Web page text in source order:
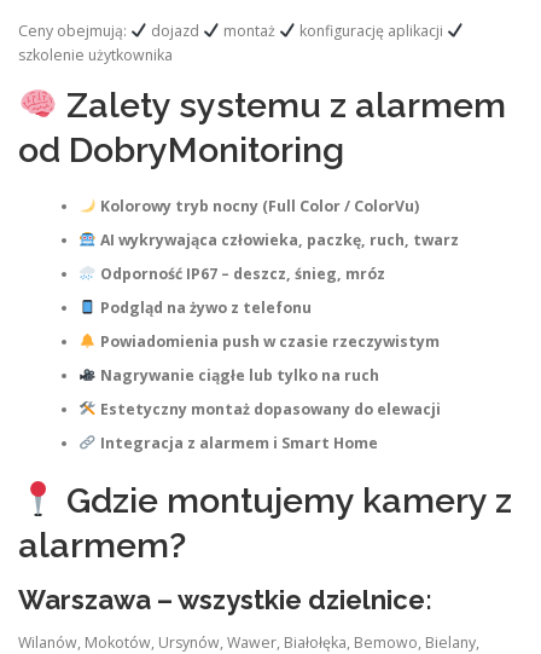
Ceny obejmują: dojazd montaż
konfigurację aplikacji
szkolenie użytkownika
Zalety systemu z alarmem
od DobryMonitoring
Kolorowy tryb nocny (Full Color / ColorVu)
AI wykrywająca człowieka, paczkę, ruch, twarz
Odporność IP67 – deszcz, śnieg, mróz
Podgląd na żywo z telefonu
Powiadomienia push w czasie rzeczywistym
Nagrywanie ciągłe lub tylko na ruch
Estetyczny montaż dopasowany do elewacji
Integracja z alarmem i Smart Home
Gdzie montujemy kamery z
alarmem?
Warszawa – wszystkie dzielnice:
Wilanów, Mokotów, Ursynów, Wawer, Białołęka, Bemowo, Bielany,